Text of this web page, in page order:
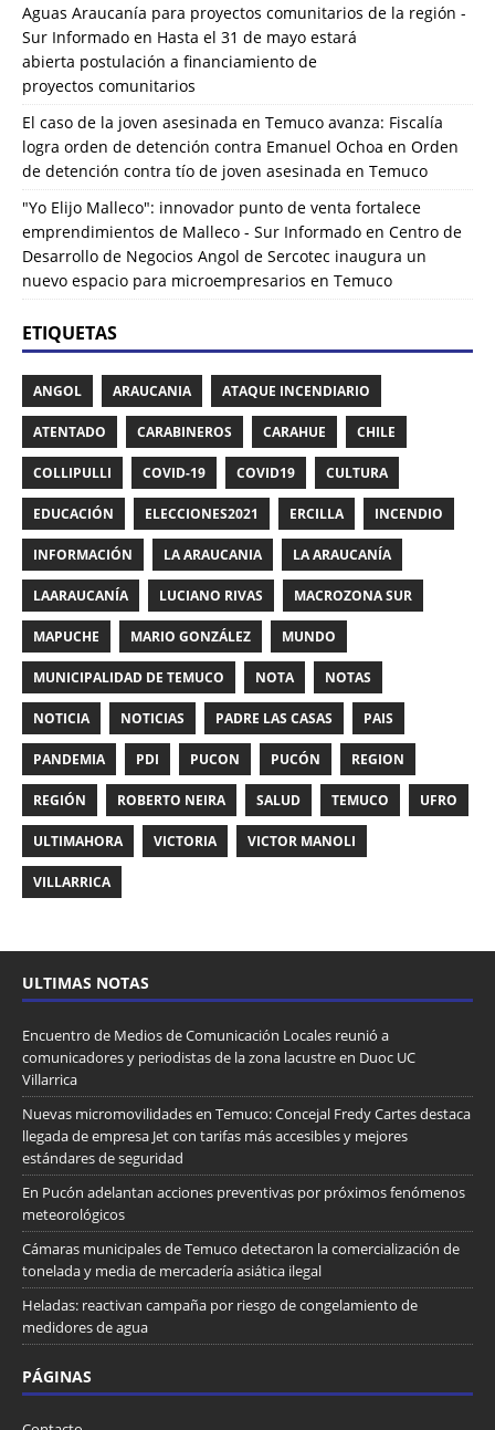
Aguas Araucanía para proyectos comunitarios de la región -
Sur Informado en Hasta el 31 de mayo estará
abierta postulación a financiamiento de
proyectos comunitarios
El caso de la joven asesinada en Temuco avanza: Fiscalía
logra orden de detención contra Emanuel Ochoa en Orden
de detención contra tío de joven asesinada en Temuco
"Yo Elijo Malleco": innovador punto de venta fortalece
emprendimientos de Malleco - Sur Informado en Centro de
Desarrollo de Negocios Angol de Sercotec inaugura un
nuevo espacio para microempresarios en Temuco
ETIQUETAS
ANGOL ARAUCANIA ATAQUE INCENDIARIO
ATENTADO CARABINEROS CARAHUE CHILE
COLLIPULLI COVID-19 COVID19 CULTURA
EDUCACIÓN ELECCIONES2021 ERCILLA INCENDIO
INFORMACIÓN LA ARAUCANIA LA ARAUCANÍA
LAARAUCANÍA LUCIANO RIVAS MACROZONA SUR
MAPUCHE MARIO GONZÁLEZ MUNDO
MUNICIPALIDAD DE TEMUCO NOTA NOTAS
NOTICIA NOTICIAS PADRE LAS CASAS PAIS
PANDEMIA PDI PUCON PUCÓN REGION
REGIÓN ROBERTO NEIRA SALUD TEMUCO UFRO
ULTIMAHORA VICTORIA VICTOR MANOLI
VILLARRICA
ULTIMAS NOTAS
Encuentro de Medios de Comunicación Locales reunió a
comunicadores y periodistas de la zona lacustre en Duoc UC
Villarrica
Nuevas micromovilidades en Temuco: Concejal Fredy Cartes destaca
llegada de empresa Jet con tarifas más accesibles y mejores
estándares de seguridad
En Pucón adelantan acciones preventivas por próximos fenómenos
meteorológicos
Cámaras municipales de Temuco detectaron la comercialización de
tonelada y media de mercadería asiática ilegal
Heladas: reactivan campaña por riesgo de congelamiento de
medidores de agua
PÁGINAS